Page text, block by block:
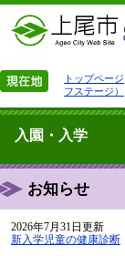
トップページ
フステージ）
入園・入学
お知らせ
2026年7月31日更新
新入学児童の健康診断